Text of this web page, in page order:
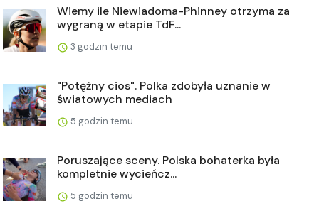
Wiemy ile Niewiadoma-Phinney otrzyma za
wygraną w etapie TdF...
3 godzin temu
"Potężny cios". Polka zdobyła uznanie w
światowych mediach
5 godzin temu
Poruszające sceny. Polska bohaterka była
kompletnie wycieńcz...
5 godzin temu